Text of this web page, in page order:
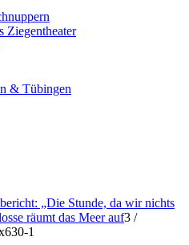
Ziegentheater
& Tübingen
„Die Stunde, da wir nichts
räumt das Meer auf3 /
1